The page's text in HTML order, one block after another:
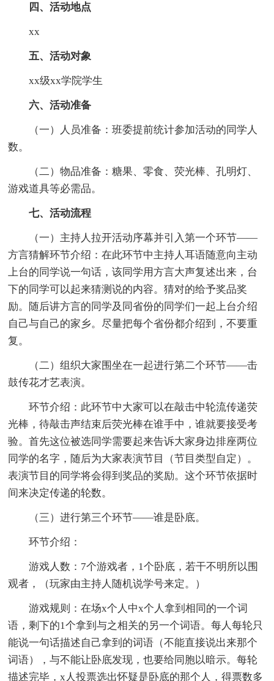
四、活动地点
xx
五、活动对象
xx级xx学院学生
六、活动准备
（一）人员准备：班委提前统计参加活动的同学人
数。
（二）物品准备：糖果、零食、荧光棒、孔明灯、
游戏道具等必需品。
七、活动流程
（一）主持人拉开活动序幕并引入第一个环节——
方言猜解环节介绍：在此环节中主持人耳语随意向主动
上台的同学说一句话，该同学用方言大声复述出来，台
下的同学可以起来猜测说的内容。猜对的给予奖品奖
励。随后讲方言的同学及同省份的同学们一起上台介绍
自己与自己的家乡。尽量把每个省份都介绍到，不要重
复。
（二）组织大家围坐在一起进行第二个环节——击
鼓传花才艺表演。
环节介绍：此环节中大家可以在敲击中轮流传递荧
光棒，待敲击声结束后荧光棒在谁手中，谁就要接受考
验。首先这位被选同学需要起来告诉大家身边排座两位
同学的名字，随后为大家表演节目（节目类型自定）。
表演节目的同学将会得到奖品的奖励。这个环节依据时
间来决定传递的轮数。
（三）进行第三个环节——谁是卧底。
环节介绍：
游戏人数：7个游戏者，1个卧底，若干不明所以围
观者，（玩家由主持人随机说学号来定。）
游戏规则：在场x个人中x个人拿到相同的一个词
语，剩下的1个拿到与之相关的另一个词语。每人每轮只
能说一句话描述自己拿到的词语（不能直接说出来那个
词语），与不能让卧底发现，也要给同胞以暗示。每轮
描述完毕，x人投票选出怀疑是卧底的那个人，得票数多